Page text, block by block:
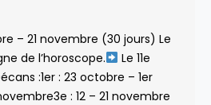
– 21 novembre (30 jours) Le
de l’horoscope.
Le 11e
:1er : 23 octobre – 1er
: 12 – 21 novembre